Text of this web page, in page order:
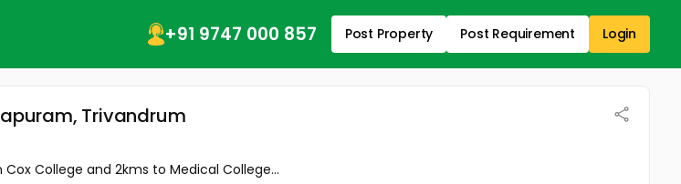
+91 9747 000 857 Post Property Post Requirement Login
Trivandrum
College and 2kms to Medical College...